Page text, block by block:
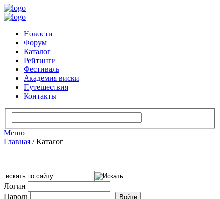
Новости
Форум
Каталог
Рейтинги
Фестиваль
Академия виски
Путешествия
Контакты
Меню
Главная /Каталог
Логин
Пароль